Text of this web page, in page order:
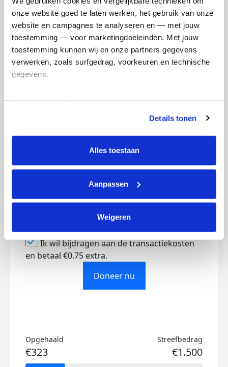
onze website goed te laten werken, het gebruik van onze
website en campagnes te analyseren en — met jouw
toestemming — voor marketingdoeleinden. Met jouw
toestemming kunnen wij en onze partners gegevens
verwerken, zoals surfgedrag, voorkeuren en technische
gegevens.
tonen. Je kunt je toestemming op elk moment wijzigen of
intrekken via Cookie instellingen onderaan de pagina. De
lijst met cookies is te vinden in het tabblad “details”.
Details tonen
Alles toestaan
Aanpassen
Weigeren
Volgende
Volgende
Ik wil bijdragen aan de transactiekosten
en betaal €0.75 extra.
Doneer nu
Opgehaald
€323
Streefbedrag
€1.500